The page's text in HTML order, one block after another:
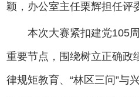
颖，办公室主任栗辉担任评
本次大赛紧扣建党105
重要节点，围绕树立正确政
律规矩教育、“林区三问”与